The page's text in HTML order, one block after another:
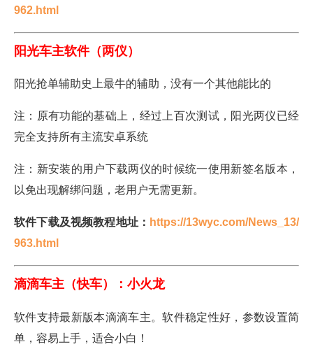
962.html
阳光车主软件（两仪）
阳光抢单辅助史上最牛的辅助，没有一个其他能比的
注：原有功能的基础上，经过上百次测试，阳光两仪已经
完全支持所有主流安卓系统
注：新安装的用户下载两仪的时候统一使用新签名版本，
以免出现解绑问题，老用户无需更新。
软件下载及视频教程地址： https://13wyc.com/News_13/
963.html
滴滴车主（快车）：小火龙
软件支持最新版本滴滴车主。软件稳定性好，参数设置简
单，容易上手，适合小白！